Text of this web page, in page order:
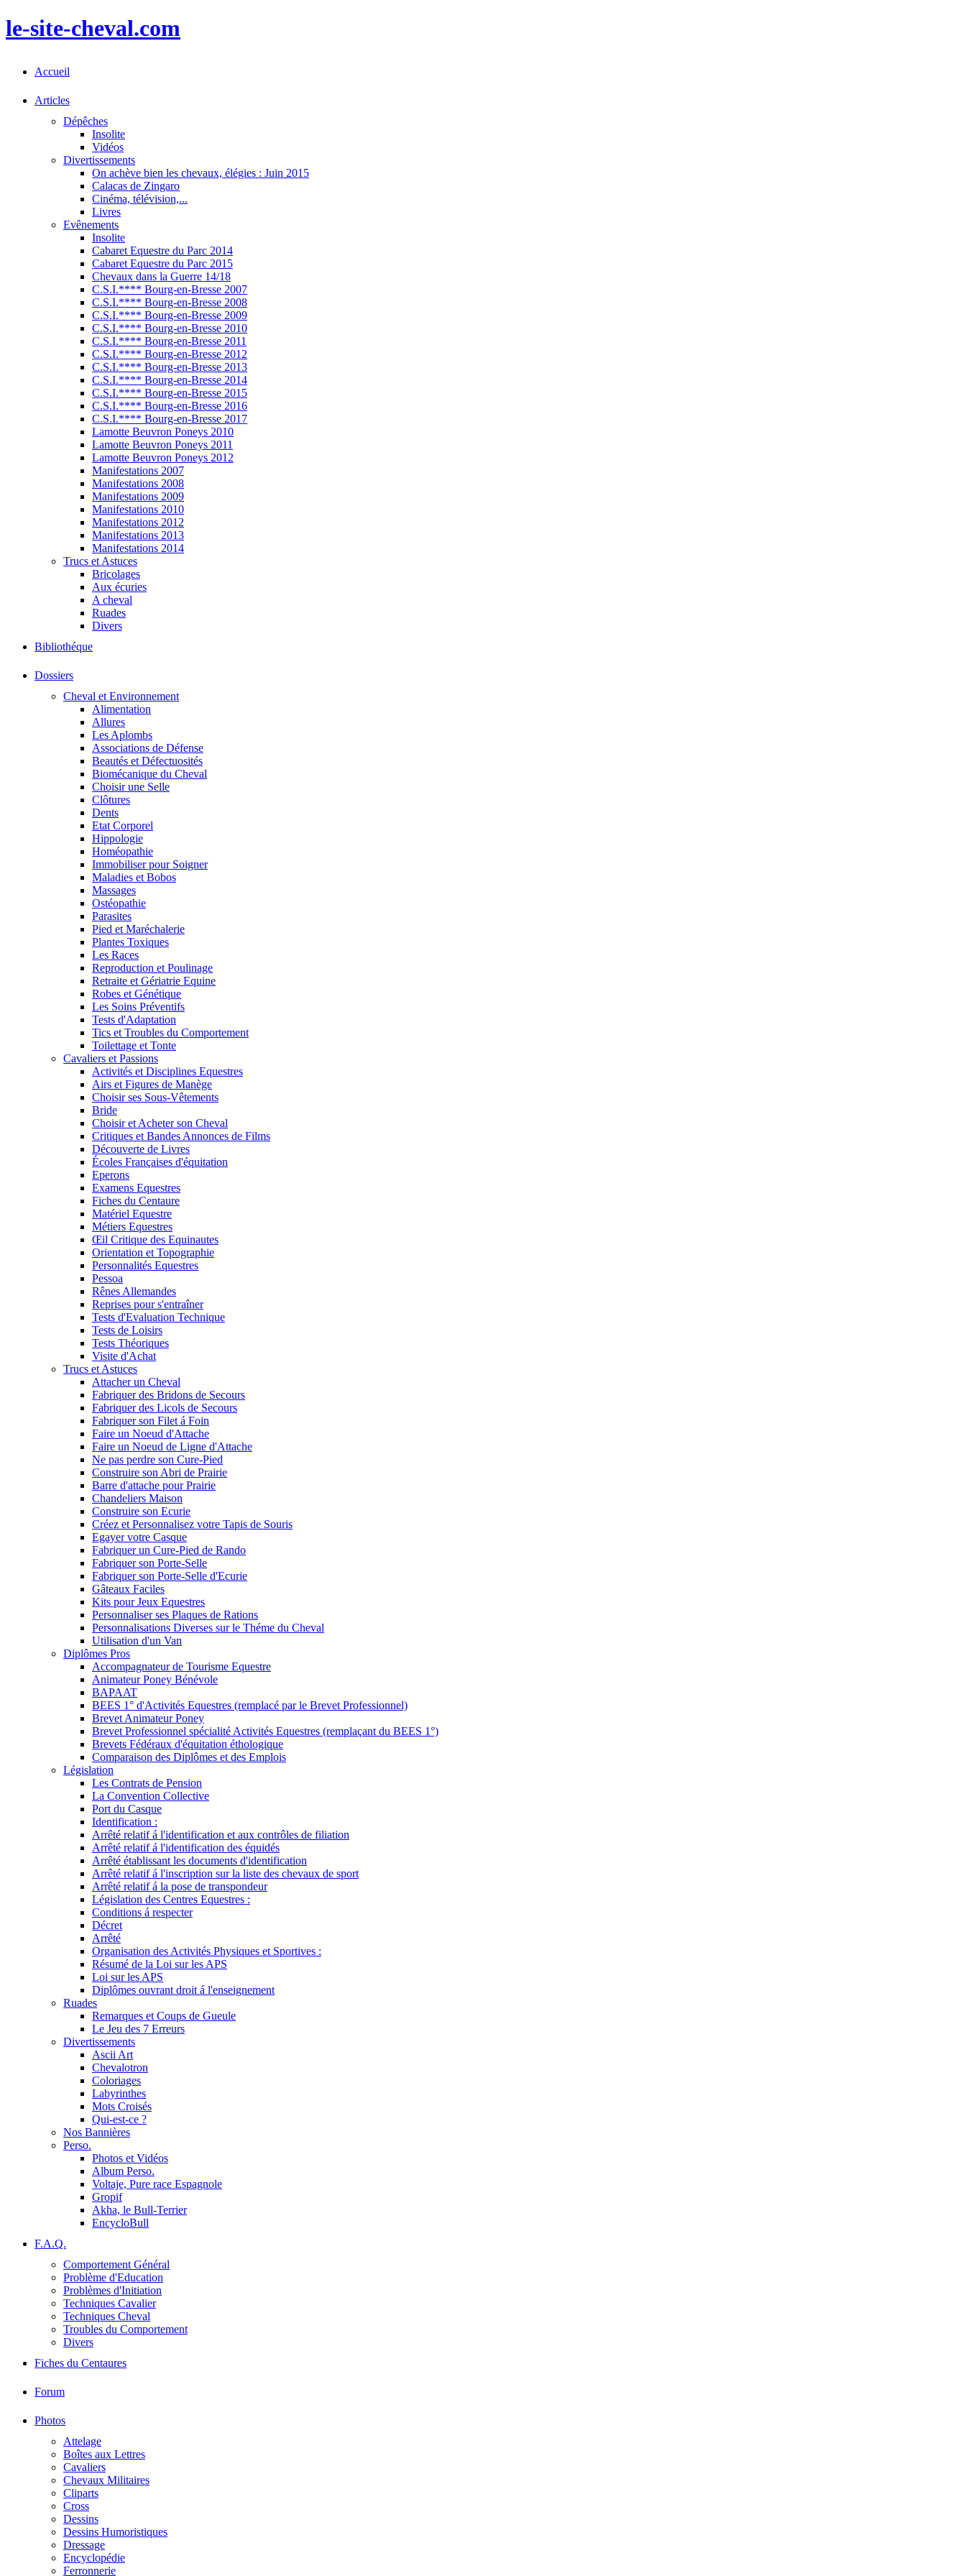
le-site-cheval.com
Accueil
Articles
Dépêches
Insolite
Vidéos
Divertissements
On achève bien les chevaux, élégies : Juin 2015
Calacas de Zingaro
Cinéma, télévision,...
Livres
Evênements
Insolite
Cabaret Equestre du Parc 2014
Cabaret Equestre du Parc 2015
Chevaux dans la Guerre 14/18
C.S.I.**** Bourg-en-Bresse 2007
C.S.I.**** Bourg-en-Bresse 2008
C.S.I.**** Bourg-en-Bresse 2009
C.S.I.**** Bourg-en-Bresse 2010
C.S.I.**** Bourg-en-Bresse 2011
C.S.I.**** Bourg-en-Bresse 2012
C.S.I.**** Bourg-en-Bresse 2013
C.S.I.**** Bourg-en-Bresse 2014
C.S.I.**** Bourg-en-Bresse 2015
C.S.I.**** Bourg-en-Bresse 2016
C.S.I.**** Bourg-en-Bresse 2017
Lamotte Beuvron Poneys 2010
Lamotte Beuvron Poneys 2011
Lamotte Beuvron Poneys 2012
Manifestations 2007
Manifestations 2008
Manifestations 2009
Manifestations 2010
Manifestations 2012
Manifestations 2013
Manifestations 2014
Trucs et Astuces
Bricolages
Aux écuries
A cheval
Ruades
Divers
Bibliothéque
Dossiers
Cheval et Environnement
Alimentation
Allures
Les Aplombs
Associations de Défense
Beautés et Défectuosités
Biomécanique du Cheval
Choisir une Selle
Clôtures
Dents
Etat Corporel
Hippologie
Homéopathie
Immobiliser pour Soigner
Maladies et Bobos
Massages
Ostéopathie
Parasites
Pied et Maréchalerie
Plantes Toxiques
Les Races
Reproduction et Poulinage
Retraite et Gériatrie Equine
Robes et Génétique
Les Soins Préventifs
Tests d'Adaptation
Tics et Troubles du Comportement
Toilettage et Tonte
Cavaliers et Passions
Activités et Disciplines Equestres
Airs et Figures de Manège
Choisir ses Sous-Vêtements
Bride
Choisir et Acheter son Cheval
Critiques et Bandes Annonces de Films
Découverte de Livres
Écoles Françaises d'équitation
Eperons
Examens Equestres
Fiches du Centaure
Matériel Equestre
Métiers Equestres
Œil Critique des Equinautes
Orientation et Topographie
Personnalités Equestres
Pessoa
Rênes Allemandes
Reprises pour s'entraîner
Tests d'Evaluation Technique
Tests de Loisirs
Tests Théoriques
Visite d'Achat
Trucs et Astuces
Attacher un Cheval
Fabriquer des Bridons de Secours
Fabriquer des Licols de Secours
Fabriquer son Filet á Foin
Faire un Noeud d'Attache
Faire un Noeud de Ligne d'Attache
Ne pas perdre son Cure-Pied
Construire son Abri de Prairie
Barre d'attache pour Prairie
Chandeliers Maison
Construire son Ecurie
Créez et Personnalisez votre Tapis de Souris
Egayer votre Casque
Fabriquer un Cure-Pied de Rando
Fabriquer son Porte-Selle
Fabriquer son Porte-Selle d'Ecurie
Gâteaux Faciles
Kits pour Jeux Equestres
Personnaliser ses Plaques de Rations
Personnalisations Diverses sur le Théme du Cheval
Utilisation d'un Van
Diplômes Pros
Accompagnateur de Tourisme Equestre
Animateur Poney Bénévole
BAPAAT
BEES 1° d'Activités Equestres (remplacé par le Brevet Professionnel)
Brevet Animateur Poney
Brevet Professionnel spécialité Activités Equestres (remplaçant du BEES 1°)
Brevets Fédéraux d'équitation éthologique
Comparaison des Diplômes et des Emplois
Législation
Les Contrats de Pension
La Convention Collective
Port du Casque
Identification :
Arrêté relatif á l'identification et aux contrôles de filiation
Arrêté relatif á l'identification des équidés
Arrêté établissant les documents d'identification
Arrêté relatif á l'inscription sur la liste des chevaux de sport
Arrêté relatif á la pose de transpondeur
Législation des Centres Equestres :
Conditions á respecter
Décret
Arrêté
Organisation des Activités Physiques et Sportives :
Résumé de la Loi sur les APS
Loi sur les APS
Diplômes ouvrant droit á l'enseignement
Ruades
Remarques et Coups de Gueule
Le Jeu des 7 Erreurs
Divertissements
Ascii Art
Chevalotron
Coloriages
Labyrinthes
Mots Croisés
Qui-est-ce ?
Nos Bannières
Perso.
Photos et Vidéos
Album Perso.
Voltaje, Pure race Espagnole
Gropif
Akha, le Bull-Terrier
EncycloBull
F.A.Q.
Comportement Général
Problème d'Education
Problèmes d'Initiation
Techniques Cavalier
Techniques Cheval
Troubles du Comportement
Divers
Fiches du Centaures
Forum
Photos
Attelage
Boîtes aux Lettres
Cavaliers
Chevaux Militaires
Cliparts
Cross
Dessins
Dessins Humoristiques
Dressage
Encyclopédie
Ferronnerie